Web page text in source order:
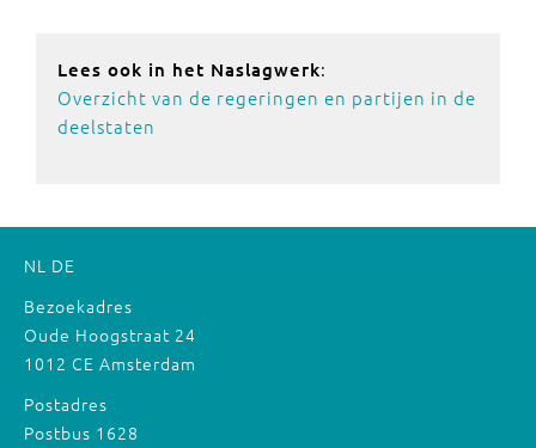
Lees ook in het Naslagwerk:
Overzicht van de regeringen en partijen in de
deelstaten
NL DE
Bezoekadres
Oude Hoogstraat 24
1012 CE Amsterdam
Postadres
Postbus 1628